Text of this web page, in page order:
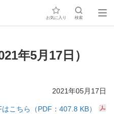
お気に入り 検索
年5月17日）
2021年05月17日
はこちら（PDF：407.8 KB）